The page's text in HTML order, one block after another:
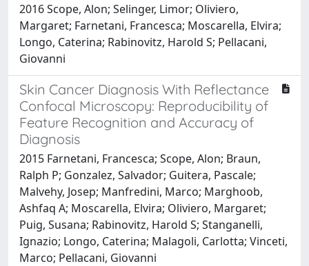
2016 Scope, Alon; Selinger, Limor; Oliviero,
Margaret; Farnetani, Francesca; Moscarella, Elvira;
Longo, Caterina; Rabinovitz, Harold S; Pellacani,
Giovanni
Skin Cancer Diagnosis With Reflectance
Confocal Microscopy: Reproducibility of
Feature Recognition and Accuracy of
Diagnosis
2015 Farnetani, Francesca; Scope, Alon; Braun,
Ralph P; Gonzalez, Salvador; Guitera, Pascale;
Malvehy, Josep; Manfredini, Marco; Marghoob,
Ashfaq A; Moscarella, Elvira; Oliviero, Margaret;
Puig, Susana; Rabinovitz, Harold S; Stanganelli,
Ignazio; Longo, Caterina; Malagoli, Carlotta; Vinceti,
Marco; Pellacani, Giovanni